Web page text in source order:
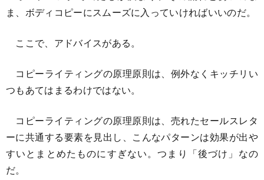
ま、ボディコピーにスムーズに入っていければいいのだ。
ここで、アドバイスがある。
コピーライティングの原理原則は、例外なくキッチリい
つもあてはまるわけではない。
コピーライティングの原理原則は、売れたセールスレタ
ーに共通する要素を見出し、こんなパターンは効果が出や
すいとまとめたものにすぎない。つまり「後づけ」なの
だ。